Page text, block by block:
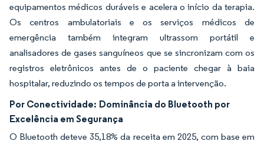
equipamentos médicos duráveis e acelera o início da terapia.
Os centros ambulatoriais e os serviços médicos de
emergência também integram ultrassom portátil e
analisadores de gases sanguíneos que se sincronizam com os
registros eletrônicos antes de o paciente chegar à baia
hospitalar, reduzindo os tempos de porta a intervenção.
Por Conectividade: Dominância do Bluetooth por
Excelência em Segurança
O Bluetooth deteve 35,18% da receita em 2025, com base em